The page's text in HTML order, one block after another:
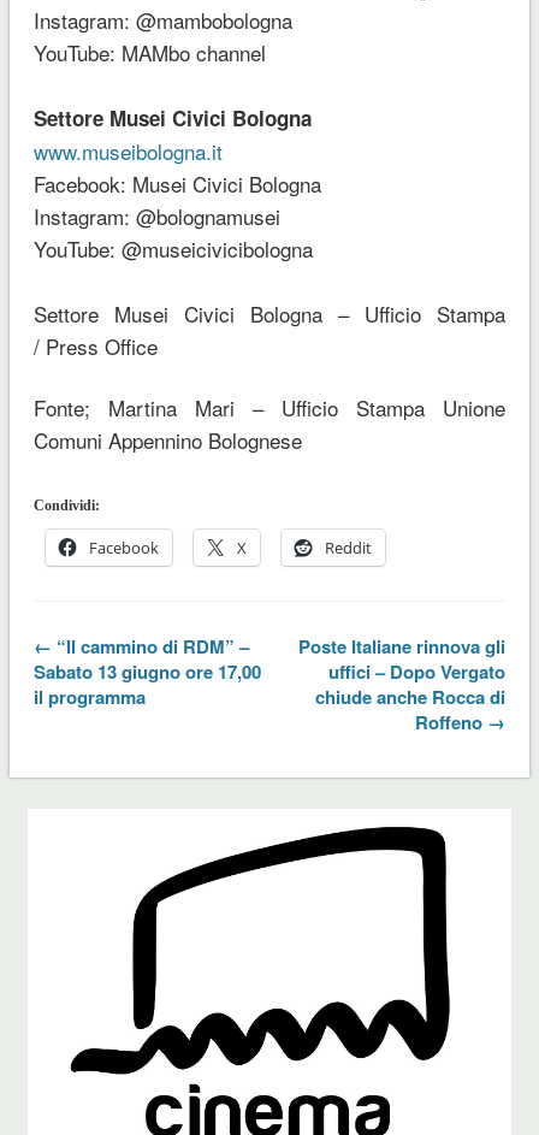
Instagram: @mambobologna
YouTube: MAMbo channel
Settore Musei Civici Bologna
www.museibologna.it
Facebook: Musei Civici Bologna
Instagram: @bolognamusei
YouTube: @museicivicibologna
Settore Musei Civici Bologna – Ufficio Stampa
/ Press Office
Fonte; Martina Mari – Ufficio Stampa Unione
Comuni Appennino Bolognese
Condividi:
Facebook X Reddit
← “Il cammino di RDM” –
Sabato 13 giugno ore 17,00
il programma
Poste Italiane rinnova gli
uffici – Dopo Vergato
chiude anche Rocca di
Roffeno →